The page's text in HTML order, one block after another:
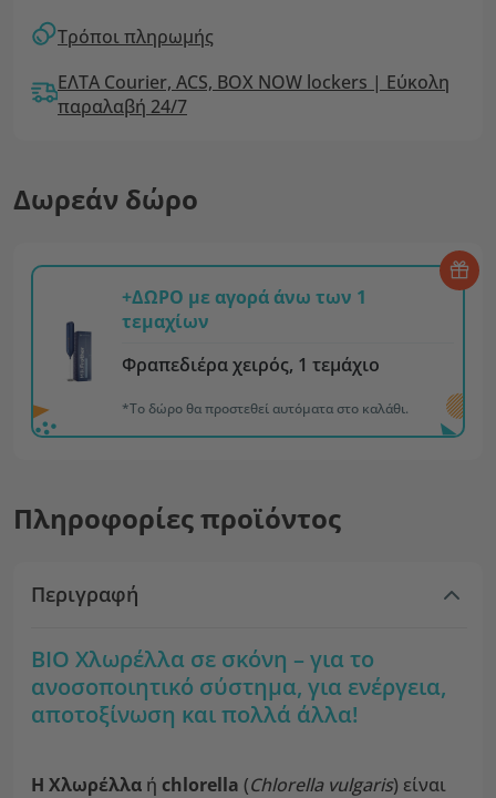
Τρόποι πληρωμής
ΕΛΤΑ Courier, ACS, BOX NOW lockers | Εύκολη
παραλαβή 24/7
Δωρεάν δώρο
+ΔΩΡΟ με αγορά άνω των 1
τεμαχίων
Φραπεδιέρα χειρός, 1 τεμάχιο
*Το δώρο θα προστεθεί αυτόματα στο καλάθι.
Πληροφορίες προϊόντος
Περιγραφή
BIO Χλωρέλλα σε σκόνη – για το
ανοσοποιητικό σύστημα, για ενέργεια,
αποτοξίνωση και πολλά άλλα!
Η Χλωρέλλα ή chlorella (Chlorella vulgaris) είναι